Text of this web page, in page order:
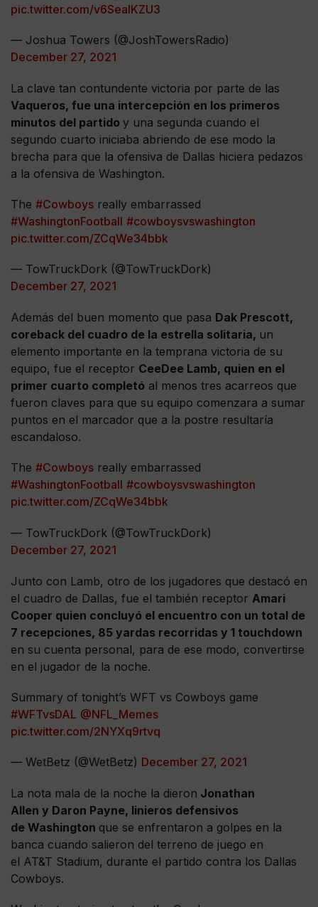
pic.twitter.com/v6SeaIKZU3
— Joshua Towers (@JoshTowersRadio)
December 27, 2021
La clave tan contundente victoria por parte de las
Vaqueros, fue una intercepción en los primeros
minutos del partido y una segunda cuando el
segundo cuarto iniciaba abriendo de ese modo la
brecha para que la ofensiva de Dallas hiciera pedazos
a la ofensiva de Washington.
The #Cowboys really embarrassed
#WashingtonFootball #cowboysvswashington
pic.twitter.com/ZCqWe34bbk
— TowTruckDork (@TowTruckDork)
December 27, 2021
Además del buen momento que pasa Dak Prescott,
coreback del cuadro de la estrella solitaria, un
elemento importante en la temprana victoria de su
equipo, fue el receptor CeeDee Lamb, quien en el
primer cuarto completó al menos tres acarreos que
fueron claves para que su equipo comenzara a sumar
puntos en el marcador que a la postre resultaría
escandaloso.
The #Cowboys really embarrassed
#WashingtonFootball #cowboysvswashington
pic.twitter.com/ZCqWe34bbk
— TowTruckDork (@TowTruckDork)
December 27, 2021
Junto con Lamb, otro de los jugadores que destacó en
el cuadro de Dallas, fue el también receptor Amari
Cooper quien concluyó el encuentro con un total de
7 recepciones, 85 yardas recorridas y 1 touchdown
en su cuenta personal, para de ese modo, convertirse
en el jugador de la noche.
Summary of tonight’s WFT vs Cowboys game
#WFTvsDAL @NFL_Memes
pic.twitter.com/2NYXq9rtvq
— WetBetz (@WetBetz) December 27, 2021
La nota mala de la noche la dieron Jonathan
Allen y Daron Payne, linieros defensivos
de Washington que se enfrentaron a golpes en la
banca cuando salieron del terreno de juego en
el AT&T Stadium, durante el partido contra los Dallas
Cowboys.